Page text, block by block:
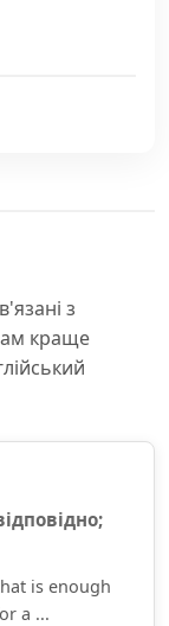
з
краще
is enough
a ...